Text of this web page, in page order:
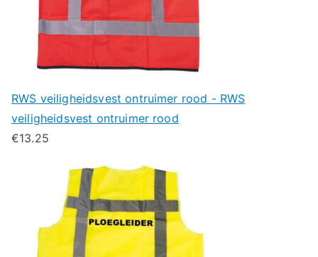
RWS veiligheidsvest ontruimer rood - RWS
veiligheidsvest ontruimer rood
€13.25